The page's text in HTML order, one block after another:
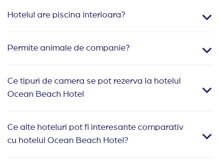
Hotelul are piscina interioara?
Permite animale de companie?
Ce tipuri de camera se pot rezerva la hotelul
Ocean Beach Hotel
Ce alte hoteluri pot fi interesante comparativ
cu hotelul Ocean Beach Hotel?